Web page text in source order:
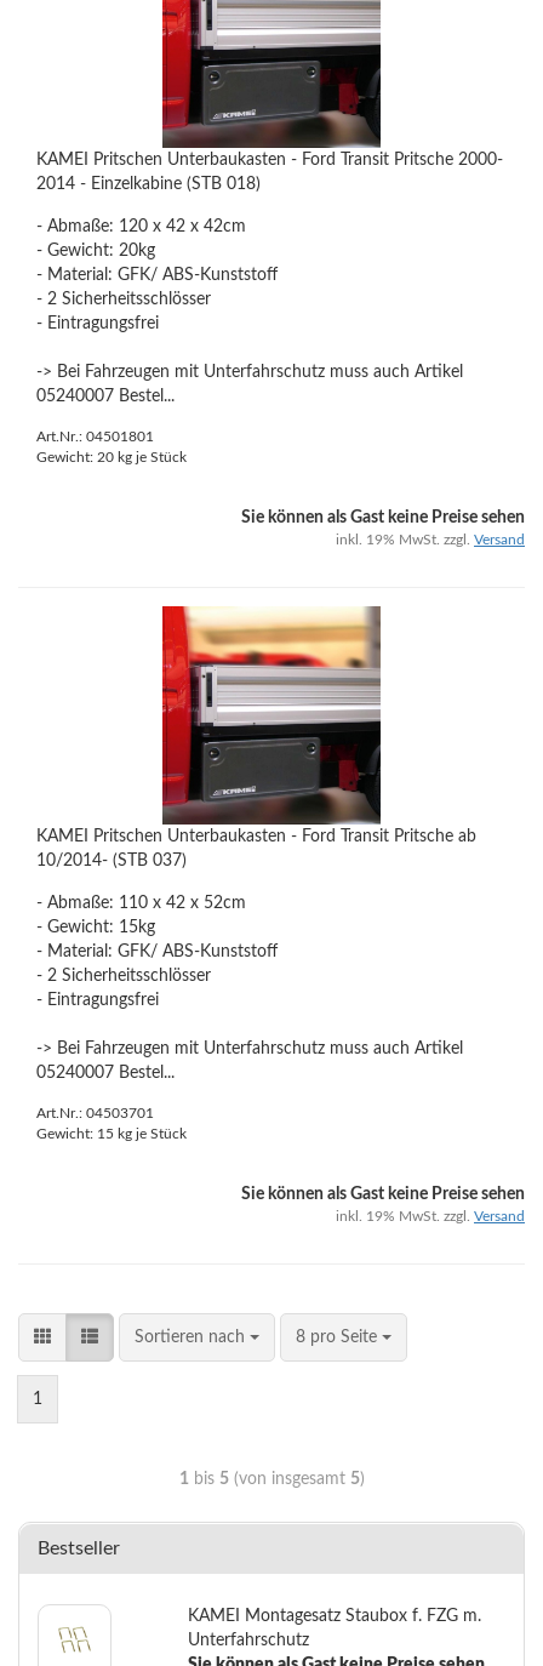
KAMEI Pritschen Unterbaukasten - Ford Transit Pritsche 2000-
2014 - Einzelkabine (STB 018)
- Abmaße: 120 x 42 x 42cm
- Gewicht: 20kg
- Material: GFK/ ABS-Kunststoff
- 2 Sicherheitsschlösser
- Eintragungsfrei
-> Bei Fahrzeugen mit Unterfahrschutz muss auch Artikel
05240007 Bestel...
Art.Nr.: 04501801
Gewicht: 20 kg je Stück
Sie können als Gast keine Preise sehen
inkl. 19% MwSt. zzgl. Versand
KAMEI Pritschen Unterbaukasten - Ford Transit Pritsche ab
10/2014- (STB 037)
- Abmaße: 110 x 42 x 52cm
- Gewicht: 15kg
- Material: GFK/ ABS-Kunststoff
- 2 Sicherheitsschlösser
- Eintragungsfrei
-> Bei Fahrzeugen mit Unterfahrschutz muss auch Artikel
05240007 Bestel...
Art.Nr.: 04503701
Gewicht: 15 kg je Stück
Sie können als Gast keine Preise sehen
inkl. 19% MwSt. zzgl. Versand
Sortieren nach 8 pro Seite
1
1bis 5(von insgesamt 5)
Bestseller
KAMEI Montagesatz Staubox f. FZG m.
Unterfahrschutz